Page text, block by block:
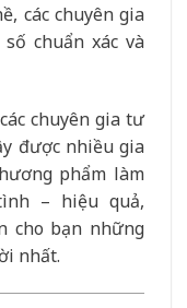
các chuyên gia
chuẩn xác và
chuyên gia tư
được nhiều gia
phẩm làm
– hiệu quả,
cho bạn những
nhất.